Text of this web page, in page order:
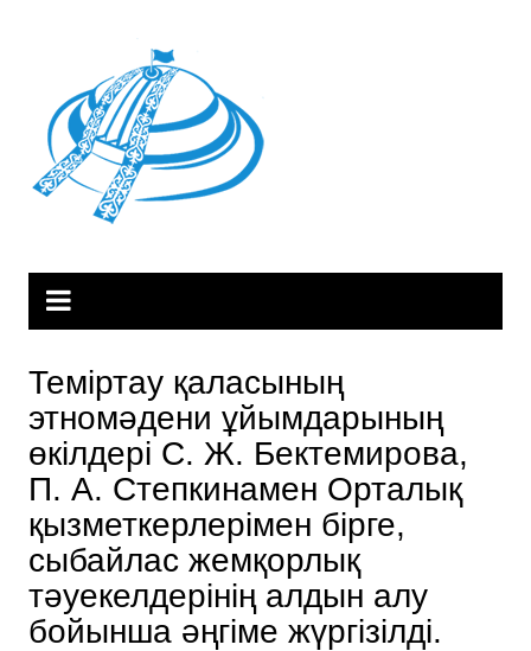
Теміртау қаласының
этномәдени ұйымдарының
өкілдері С. Ж. Бектемирова,
П. А. Степкинамен Орталық
қызметкерлерімен бірге,
сыбайлас жемқорлық
тәуекелдерінің алдын алу
бойынша әңгіме жүргізілді.